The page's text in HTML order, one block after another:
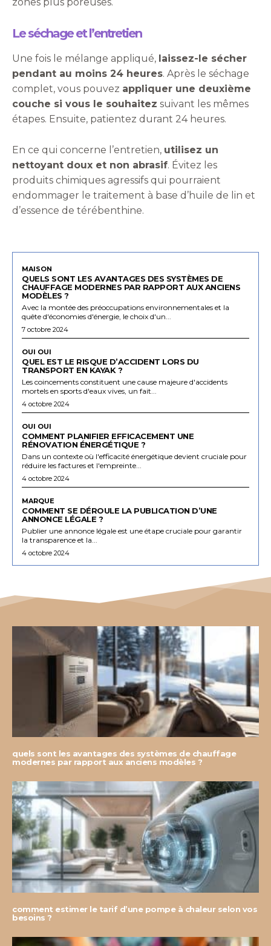
Le séchage et l’entretien
Une fois le mélange appliqué, laissez-le sécher
pendant au moins 24 heures. Après le séchage
complet, vous pouvez appliquer une deuxième
couche si vous le souhaitez suivant les mêmes
étapes. Ensuite, patientez durant 24 heures.
En ce qui concerne l’entretien, utilisez un
nettoyant doux et non abrasif. Évitez les
produits chimiques agressifs qui pourraient
endommager le traitement à base d’huile de lin et
d’essence de térébenthine.
MAISON
QUELS SONT LES AVANTAGES DES SYSTÈMES DE
CHAUFFAGE MODERNES PAR RAPPORT AUX ANCIENS
MODÈLES ?
Avec la montée des préoccupations environnementales et la
quête d'économies d'énergie, le choix d'un...
7 octobre 2024
OUI OUI
QUEL EST LE RISQUE D’ACCIDENT LORS DU
TRANSPORT EN KAYAK ?
Les coincements constituent une cause majeure d'accidents
mortels en sports d'eaux vives, un fait...
4 octobre 2024
OUI OUI
COMMENT PLANIFIER EFFICACEMENT UNE
RÉNOVATION ÉNERGÉTIQUE ?
Dans un contexte où l'efficacité énergétique devient cruciale pour
réduire les factures et l'empreinte...
4 octobre 2024
MARQUE
COMMENT SE DÉROULE LA PUBLICATION D’UNE
ANNONCE LÉGALE ?
Publier une annonce légale est une étape cruciale pour garantir
la transparence et la...
4 octobre 2024
quels sont les avantages des systèmes de chauffage
modernes par rapport aux anciens modèles ?
comment estimer le tarif d’une pompe à chaleur selon vos
besoins ?